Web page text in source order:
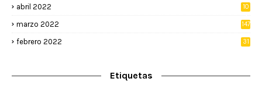
abril 2022
10
marzo 2022 147
febrero 2022 31
Etiquetas